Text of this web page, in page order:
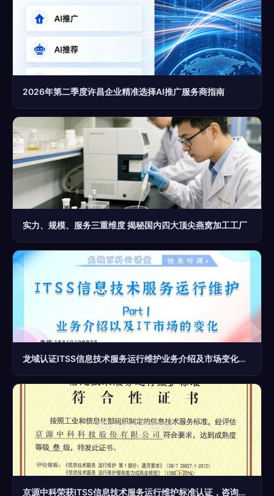
2026年第二季度许昌企业精准选择AI推广服务商指南
实力、规模、服务三重维度 揭秘国内四大顶尖燕窝加工工厂
龙域认证ITSS信息技术服务运行维护业务介绍及市场变化下的IT咨询服务趋势
京源中科荣获ITSS信息技术服务运行维护标准认证，咨询服务实力再升级